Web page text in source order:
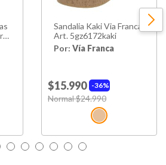
Sandalia Kaki Via Franca
Art. 5gz6172kaki
Por: Vía Franca
36%
$15.990
Price reduced from
Normal $24.990